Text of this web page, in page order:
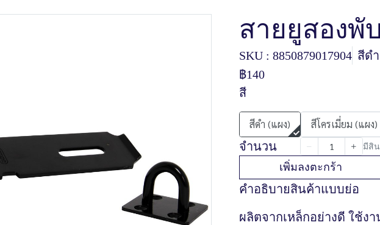
สายยูสองพับ
SKU : 8850879017904 สีด
฿140
สี
สีดำ (แผง) สีโครเมี่ยม (แผง)
จำนวน มีสิ
เพิ่มลงตะกร้า
คำอธิบายสินค้าแบบย่อ
ผลิตจากเหล็กอย่างดี ใช้ง